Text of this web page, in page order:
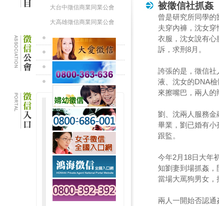
大台中徵信商業同業公會
大高雄徵信商業同業公會
被徵信社抓
曾是研究所同學
夫穿內褲，沈女
衣服，沈女說有
訴，求刑8月。
誇張的是，徵信
液、沈女的DNA
來擦嘴巴，兩人
劉、沈兩人服務
畢業，劉已婚有
跟監。
今年2月18日大年
知劉妻到場抓姦
當場大罵狗男女
兩人一開始否認